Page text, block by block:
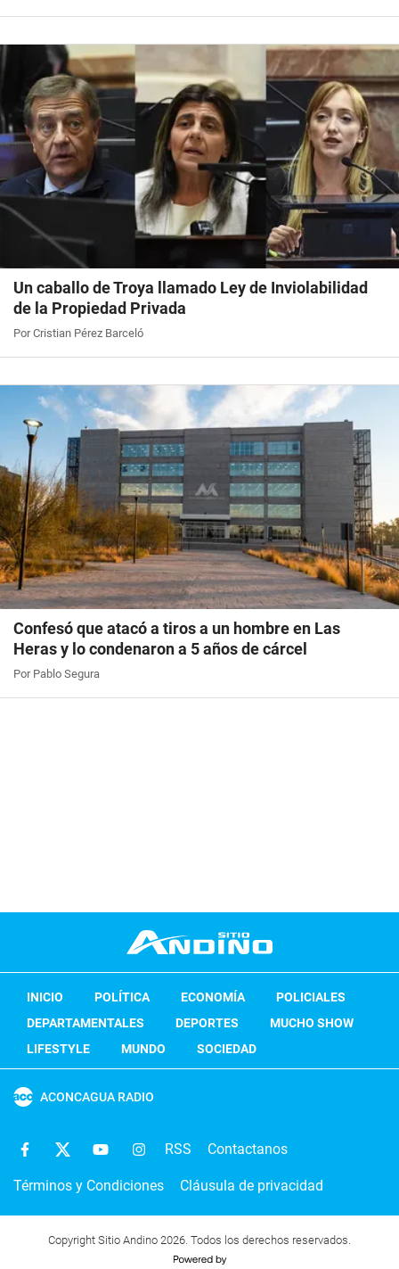
Un caballo de Troya llamado Ley de Inviolabilidad
de la Propiedad Privada
Por Cristian Pérez Barceló
Confesó que atacó a tiros a un hombre en Las
Heras y lo condenaron a 5 años de cárcel
Por Pablo Segura
INICIO POLÍTICA ECONOMÍA
POLICIALES
DEPARTAMENTALES
DEPORTES
MUCHO SHOW
LIFESTYLE
MUNDO SOCIEDAD
ACONCAGUA RADIO
RSS Contactanos
Términos y Condiciones Cláusula de privacidad
Copyright Sitio Andino 2026. Todos los derechos reservados.